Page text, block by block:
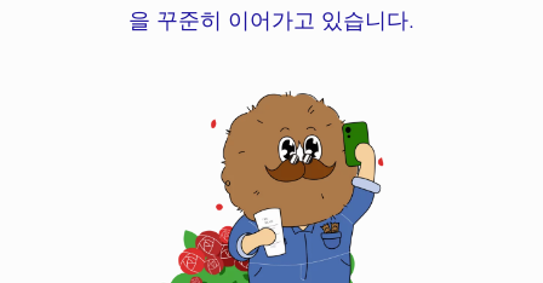
을 꾸준히 이어가고 있습니다.